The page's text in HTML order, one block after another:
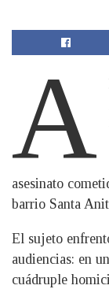
A
asesinato
barrio Santa
El sujeto
audiencias: en
cuádruple